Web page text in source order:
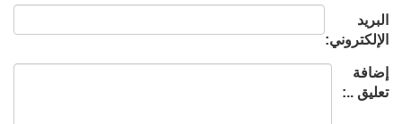
البريد
الإلكتروني:
إضافة
تعليق ..: